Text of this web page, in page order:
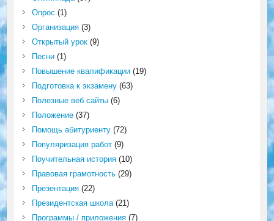
Опрос (1)
Организация(3)
Открытый урок(9)
Песни(1)
Повышение квалификации(19)
Подготовка к экзамену(63)
Полезные веб сайты(6)
Положение(37)
Помощь абитуриенту(72)
Популяризация работ(9)
Поучительная история(10)
Правовая грамотность(29)
Презентация(22)
Президентская школа(21)
Программы / приложения(7)